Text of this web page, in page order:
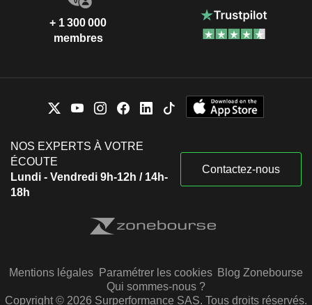
+ 1 300 000
membres
NOS EXPERTS À VOTRE
ÉCOUTE
Lundi - Vendredi 9h-12h / 14h-
18h
Contactez-nous
Mentions légales Paramétrer les cookies Blog Zonebourse
Qui sommes-nous ?
Copyright © 2026 Surperformance SAS. Tous droits réservés.